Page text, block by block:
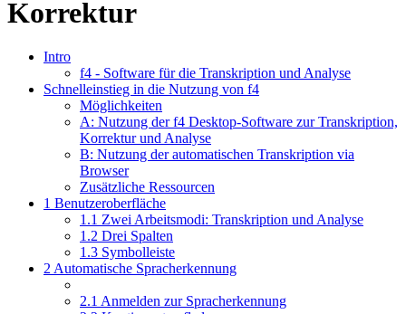
Korrektur
Intro
f4 - Software für die Transkription und Analyse
Schnelleinstieg in die Nutzung von f4
Möglichkeiten
A: Nutzung der f4 Desktop-Software zur Transkription,
Korrektur und Analyse
B: Nutzung der automatischen Transkription via
Browser
Zusätzliche Ressourcen
1 Benutzeroberfläche
1.1 Zwei Arbeitsmodi: Transkription und Analyse
1.2 Drei Spalten
1.3 Symbolleiste
2 Automatische Spracherkennung
2.1 Anmelden zur Spracherkennung